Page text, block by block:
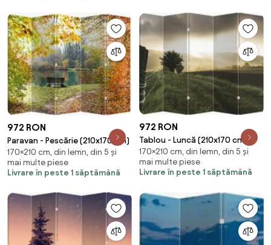
972 RON
Paravan - Pescărie (210x170 cm)
170×210 cm, din lemn, din 5 și
mai multe piese
Livrare în peste 1 săptămână
972 RON
Tablou - Luncă (210x170 cm)
170×210 cm, din lemn, din 5 și
mai multe piese
Livrare în peste 1 săptămână